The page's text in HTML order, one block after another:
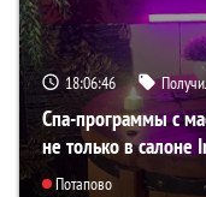
18:06:45
Спа-программы с
не только в салоне
Потапово